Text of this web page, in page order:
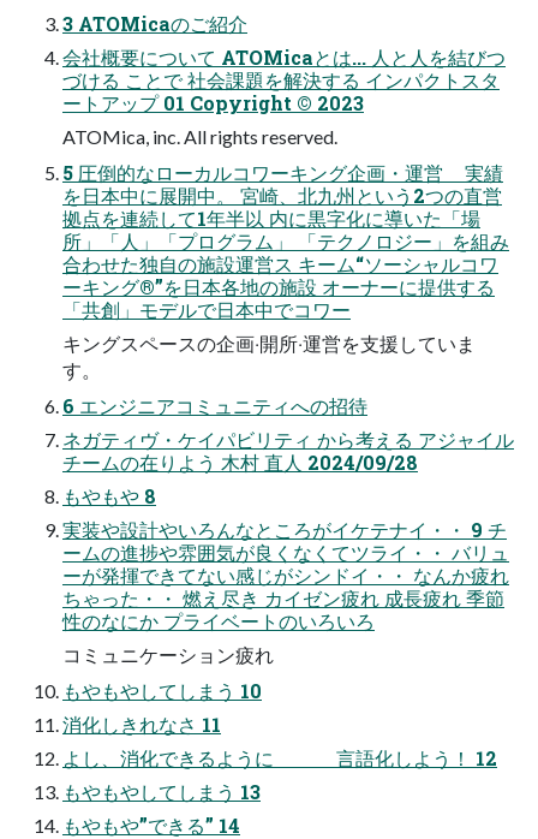
3 ATOMicaのご紹介
会社概要について ATOMicaとは... 人と人を結びつ
づける ことで 社会課題を解決する インパクトスタ
ートアップ 01 Copyright © 2023
ATOMica, inc. All rights reserved.
5 圧倒的なローカルコワーキング企画・運営 実績
を日本中に展開中。 宮崎、北九州という2つの直営
拠点を連続して1年半以 内に黒字化に導いた「場
所」「⼈」「プログラム」 「テクノロジー」を組み
合わせた独⾃の施設運営ス キーム“ソーシャルコワ
ーキング®”を⽇本各地の施設 オーナーに提供する
「共創」モデルで⽇本中でコワー
キングスペースの企画‧開所‧運営を⽀援していま
す。
6 エンジニアコミュニティへの招待
ネガティヴ・ケイパビリティ から考える アジャイル
チームの在りよう 木村 直人 2024/09/28
もやもや 8
実装や設計やいろんなところがイケテナイ・・ 9 チ
ームの進捗や雰囲気が良くなくてツライ・・ バリュ
ーが発揮できてない感じがシンドイ・・ なんか疲れ
ちゃった・・ 燃え尽き カイゼン疲れ 成長疲れ 季節
性のなにか プライベートのいろいろ
コミュニケーション疲れ
もやもやしてしまう 10
消化しきれなさ 11
よし、消化できるように 言語化しよう！ 12
もやもやしてしまう 13
もやもや”できる” 14